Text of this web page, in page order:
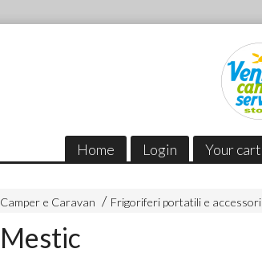
Home Login Your cart
Camper e Caravan Frigoriferi portatili e accessori
Mestic